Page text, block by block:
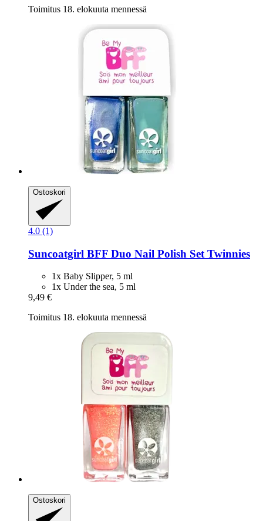
Toimitus 18. elokuuta mennessä
Ostoskori
4.0 (1)
Suncoatgirl BFF Duo Nail Polish Set Twinnies
1x Baby Slipper, 5 ml
1x Under the sea, 5 ml
9,49 €
Toimitus 18. elokuuta mennessä
Ostoskori